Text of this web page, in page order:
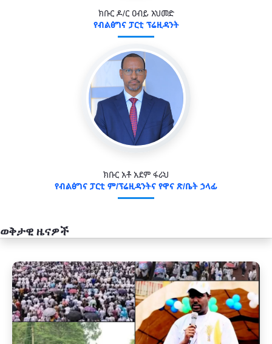
ክቡር ዶ/ር ዐብይ አህመድ
የብልፅግና ፓርቲ ፕሬዚዳንት
ክቡር አቶ አደም ፋራህ
የብልፅግና ፓርቲ ም/ፕሬዚዳንትና የዋና ጽ/ቤት ኃላፊ
ወቅታዊ ዜናዎች
አዲስ